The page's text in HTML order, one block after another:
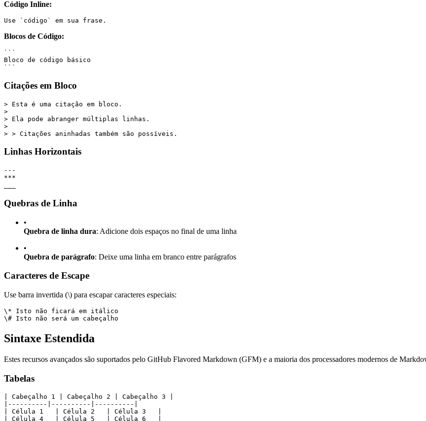
Código Inline:
Use `código` em sua frase.
Blocos de Código:
```
Bloco de código básico
```
Citações em Bloco
> Esta é uma citação em bloco.
>
> Ela pode abranger múltiplas linhas.
>
> > Citações aninhadas também são possíveis.
Linhas Horizontais
---
***
Quebras de Linha
•
Quebra de linha dura: Adicione dois espaços no final de uma linha
•
Quebra de parágrafo: Deixe uma linha em branco entre parágrafos
Caracteres de Escape
Use barra invertida (\) para escapar caracteres especiais:
\* Isto não ficará em itálico
\# Isto não será um cabeçalho
Sintaxe Estendida
Estes recursos avançados são suportados pelo GitHub Flavored Markdown (GFM) e a maioria dos processadores modernos de
Tabelas
| Cabeçalho 1 | Cabeçalho 2 | Cabeçalho 3 |
|----------|----------|----------|
| Célula 1   | Célula 2   | Célula 3   |
| Célula 4   | Célula 5   | Célula 6   |